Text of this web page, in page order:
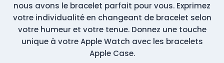
nous avons le bracelet parfait pour vous. Exprimez
votre individualité en changeant de bracelet selon
votre humeur et votre tenue. Donnez une touche
unique à votre Apple Watch avec les bracelets
Apple Case.